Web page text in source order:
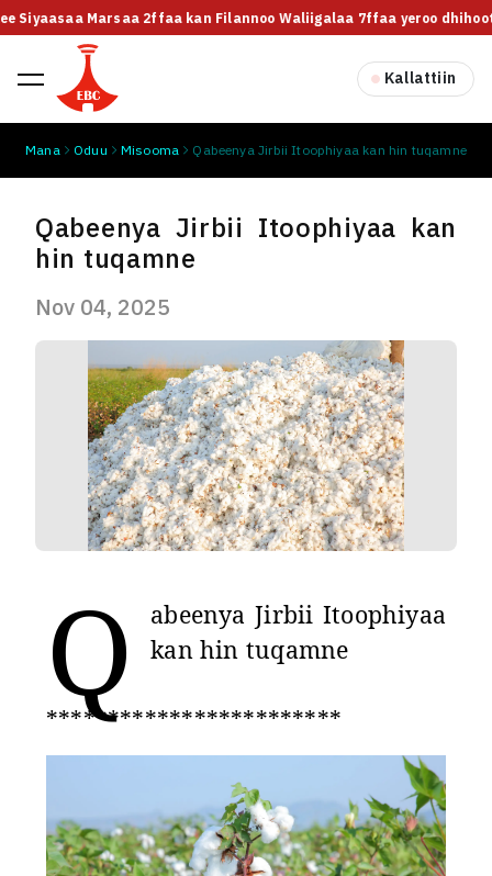
Siyaasaa Marsaa 2ffaa kan Filannoo Waliigalaa 7ffaa yeroo
Kallattiin
Mana Oduu Misooma Qabeenya Jirbii Itoophiyaa kan hin tuqamne
Qabeenya Jirbii Itoophiyaa kan
hin tuqamne
Nov 04, 2025
Q
abeenya Jirbii Itoophiyaa
kan hin tuqamne
************************